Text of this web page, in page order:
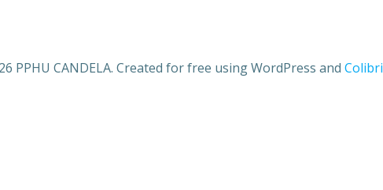
PPHU CANDELA. Created for free using WordPress and Colibri